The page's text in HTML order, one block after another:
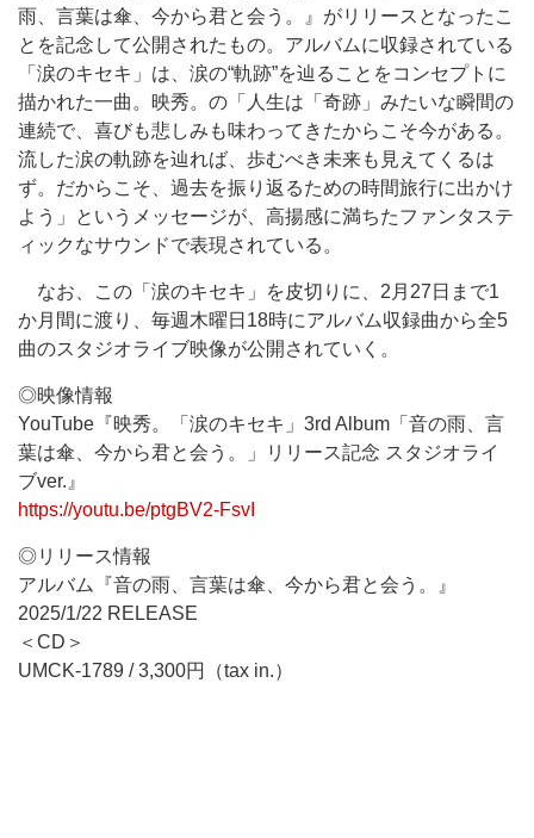
雨、言葉は傘、今から君と会う。』がリリースとなったこ
とを記念して公開されたもの。アルバムに収録されている
「涙のキセキ」は、涙の“軌跡”を辿ることをコンセプトに
描かれた一曲。映秀。の「人生は「奇跡」みたいな瞬間の
連続で、喜びも悲しみも味わってきたからこそ今がある。
流した涙の軌跡を辿れば、歩むべき未来も見えてくるは
ず。だからこそ、過去を振り返るための時間旅行に出かけ
よう」というメッセージが、高揚感に満ちたファンタステ
ィックなサウンドで表現されている。
なお、この「涙のキセキ」を皮切りに、2月27日まで1
か月間に渡り、毎週木曜日18時にアルバム収録曲から全5
曲のスタジオライブ映像が公開されていく。
◎映像情報
YouTube『映秀。「涙のキセキ」3rd Album「音の雨、言
葉は傘、今から君と会う。」リリース記念 スタジオライ
ブver.』
https://youtu.be/ptgBV2-FsvI
◎リリース情報
アルバム『音の雨、言葉は傘、今から君と会う。』
2025/1/22 RELEASE
＜CD＞
UMCK-1789 / 3,300円（tax in.）